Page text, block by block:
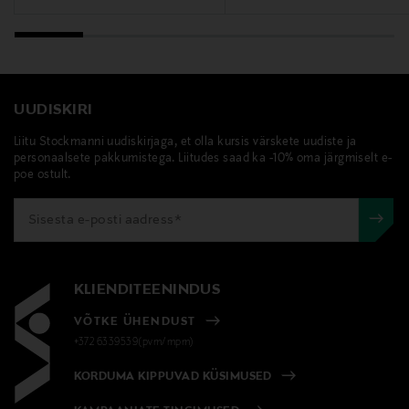
neuvonta@loreal.com
Redken, palsam, juuksed
UUDISKIRI
Liitu Stockmanni uudiskirjaga, et olla kursis värskete uudiste ja
personaalsete pakkumistega. Liitudes saad ka -10% oma järgmiselt e-
poe ostult.
KLIENDITEENINDUS
VÕTKE ÜHENDUST
+372 6339539(pvm/mpm)
KORDUMA KIPPUVAD KÜSIMUSED